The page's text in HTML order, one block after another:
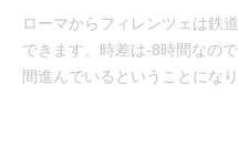
ローマからフィレンツェは鉄
できます。時差は-8時間なの
間進んでいるということになり